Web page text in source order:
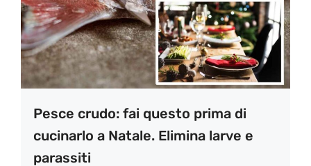
Pesce crudo: fai questo prima di
cucinarlo a Natale. Elimina larve e
parassiti